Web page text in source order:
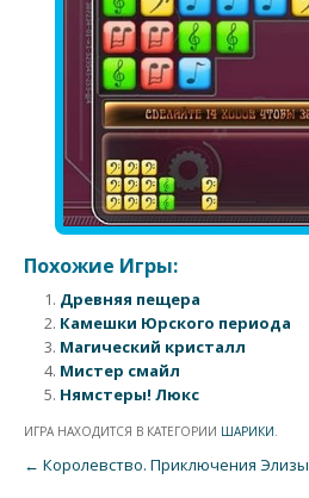
Похожие Игры:
Древняя пещера
Камешки Юрского периода
Магический кристалл
Мистер смайл
Нямстеры! Люкс
ИГРА НАХОДИТСЯ В КАТЕГОРИИ ШАРИКИ.
Post navigation
← Королевство. Приключения Элизы